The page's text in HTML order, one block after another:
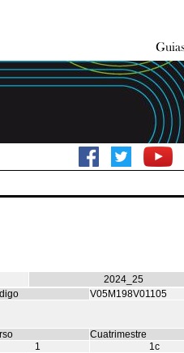
2024_25
V05M198V01105
Cuatrimestre
1
1c